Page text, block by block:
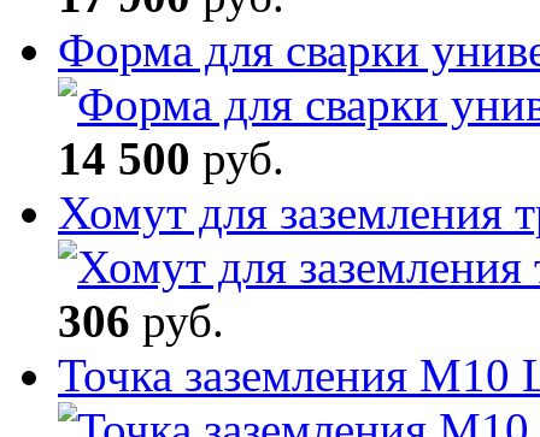
Форма для сварки
14 500 руб.
Хомут для заземления
306 руб.
Точка заземления М10